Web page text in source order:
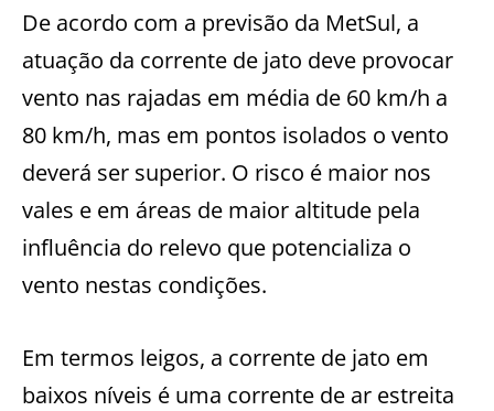
De acordo com a previsão da MetSul, a
atuação da corrente de jato deve provocar
vento nas rajadas em média de 60 km/h a
80 km/h, mas em pontos isolados o vento
deverá ser superior. O risco é maior nos
vales e em áreas de maior altitude pela
influência do relevo que potencializa o
vento nestas condições.
Em termos leigos, a corrente de jato em
baixos níveis é uma corrente de ar estreita